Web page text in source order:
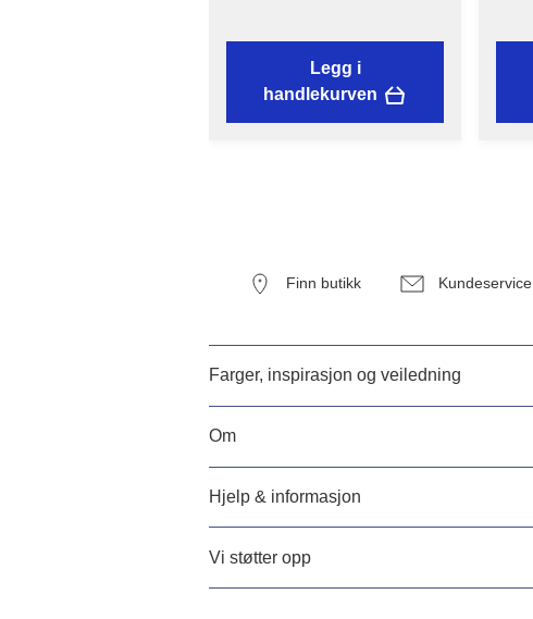
Legg i
handlekurven
Finn butikk Kundeservice
Farger, inspirasjon og veiledning
Om
Hjelp & informasjon
Vi støtter opp